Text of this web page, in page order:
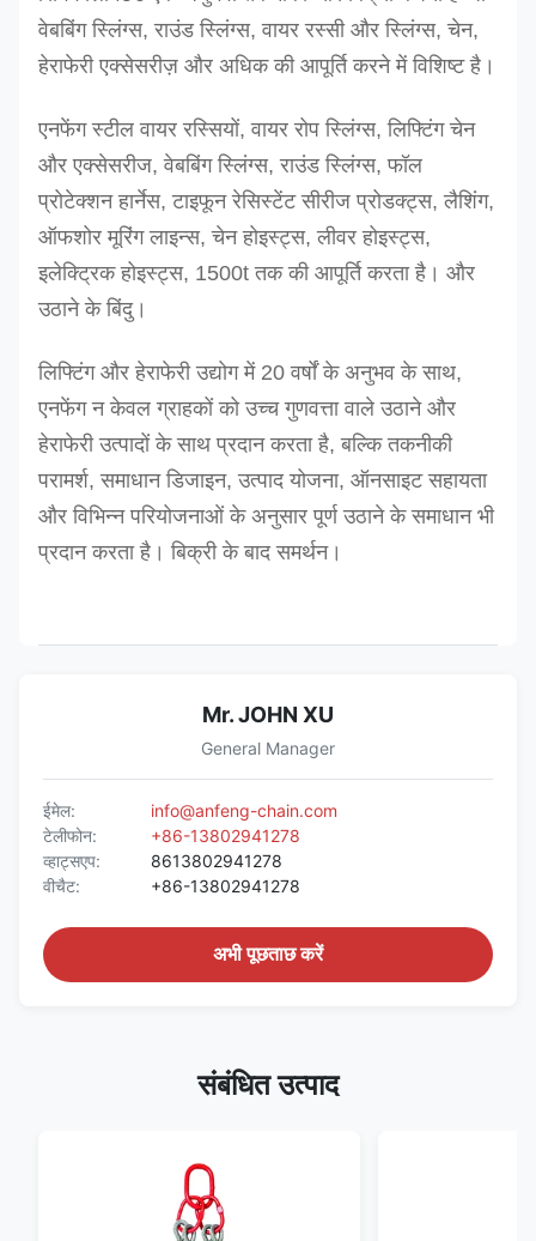
वेबबिंग स्लिंग्स, राउंड स्लिंग्स, वायर रस्सी और स्लिंग्स, चेन,
हेराफेरी एक्सेसरीज़ और अधिक की आपूर्ति करने में विशिष्ट है।
एनफेंग स्टील वायर रस्सियों, वायर रोप स्लिंग्स, लिफ्टिंग चेन
और एक्सेसरीज, वेबबिंग स्लिंग्स, राउंड स्लिंग्स, फॉल
प्रोटेक्शन हार्नेस, टाइफून रेसिस्टेंट सीरीज प्रोडक्ट्स, लैशिंग,
ऑफशोर मूरिंग लाइन्स, चेन होइस्ट्स, लीवर होइस्ट्स,
इलेक्ट्रिक होइस्ट्स, 1500t तक की आपूर्ति करता है। और
उठाने के बिंदु।
लिफ्टिंग और हेराफेरी उद्योग में 20 वर्षों के अनुभव के साथ,
एनफेंग न केवल ग्राहकों को उच्च गुणवत्ता वाले उठाने और
हेराफेरी उत्पादों के साथ प्रदान करता है, बल्कि तकनीकी
परामर्श, समाधान डिजाइन, उत्पाद योजना, ऑनसाइट सहायता
और विभिन्न परियोजनाओं के अनुसार पूर्ण उठाने के समाधान भी
प्रदान करता है। बिक्री के बाद समर्थन।
Mr. JOHN XU
General Manager
ईमेल:
info@anfeng-chain.com
टेलीफोन:
+86-13802941278
व्हाट्सएप:
8613802941278
वीचैट:
+86-13802941278
अभी पूछताछ करें
संबंधित उत्पाद